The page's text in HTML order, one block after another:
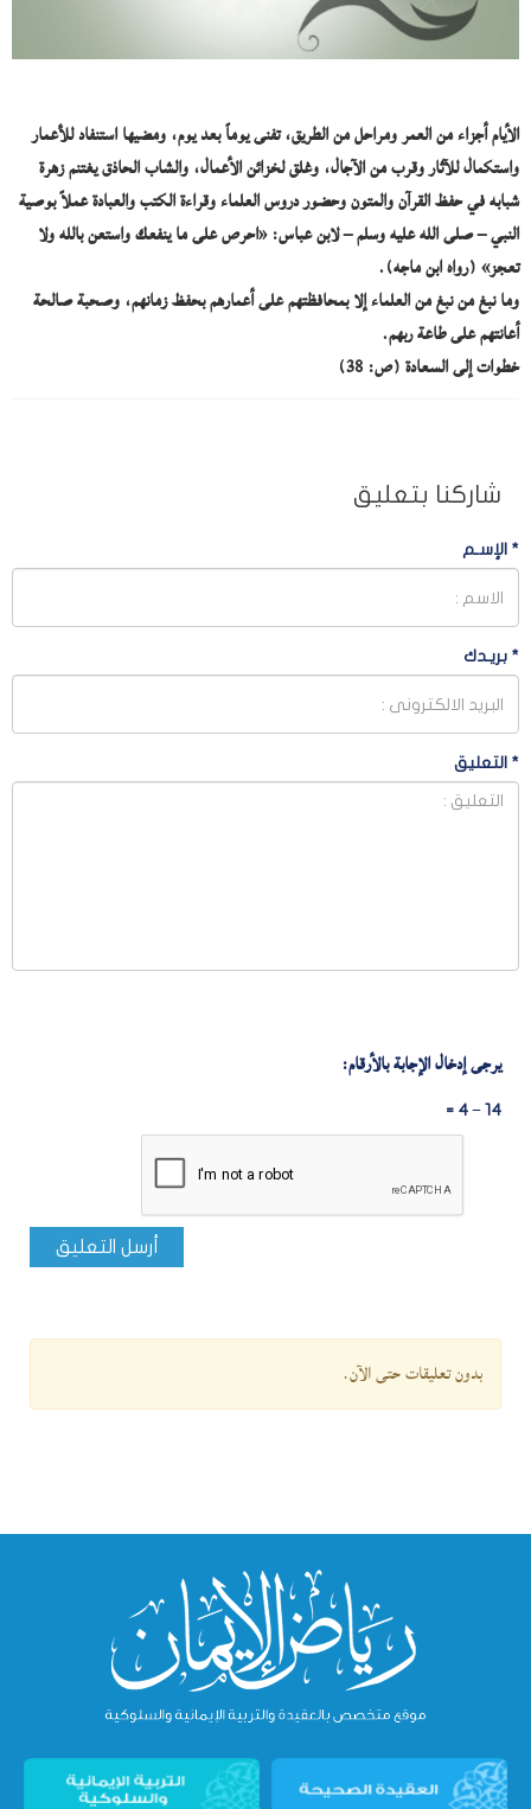
الأيام أجزاء من العمر ومراحل من الطريق، تفنى يوماً بعد يوم، ومضيها استنفاد للأعمار
واستكمال للآثار وقرب من الآجال، وغلق لخزائن الأعمال، والشاب الحاذق يغتنم زهرة
شبابه في حفظ القرآن والمتون وحضور دروس العلماء وقراءة الكتب والعبادة عملاً بوصية
النبي – صلى الله عليه وسلم – لابن عباس: «احرص على ما ينفعك واستعن بالله ولا
تعجز» (رواه ابن ماجه).
وما نبغ من نبغ من العلماء إلا بمحافظتهم على أعمارهم بحفظ زمانهم، وصحبة صالحة
أعانتهم على طاعة ربهم.
خطوات إلى السعادة (ص: 38)
شاركنا بتعليق
* الإسـم
* بريـدك
* التعليق
يرجى إدخال الإجابة بالأرقام:
14 − 4 =
أرسل التعليق
بدون تعليقات حتى الآن.